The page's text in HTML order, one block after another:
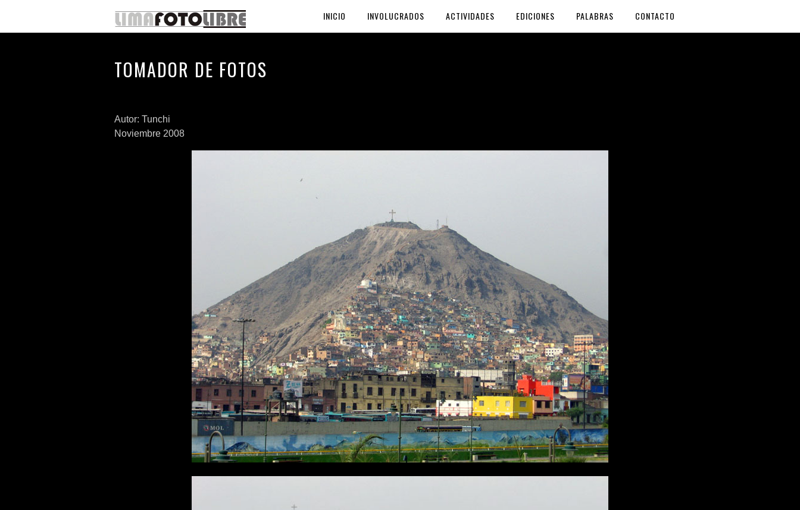
INICIO INVOLUCRADOS ACTIVIDADES EDICIONES PALABRAS CONTACTO
TOMADOR DE FOTOS
Autor: Tunchi
Noviembre 2008